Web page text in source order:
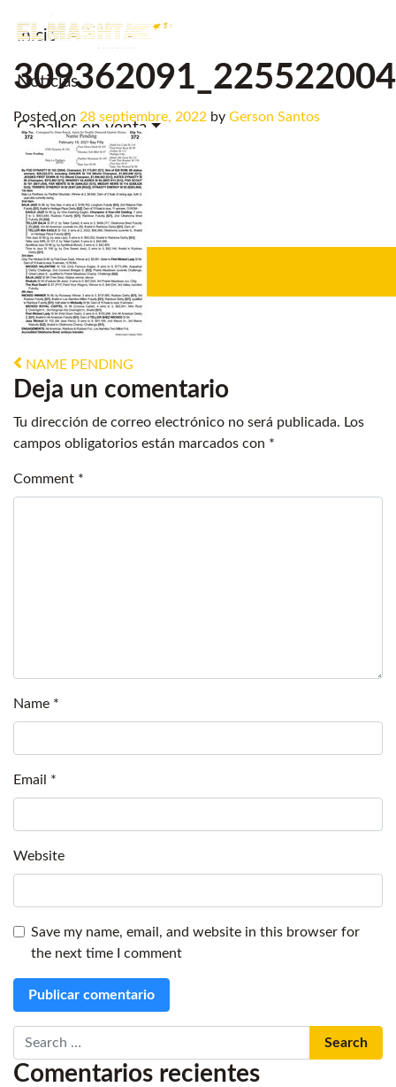
Inicio
Noticias.
Caballos en venta
Servicios
Criadero
Main Navigation
Posted on 28 septiembre, 2022 by Gerson Santos
Post navigation
NAME PENDING
Deja un comentario
Tu dirección de correo electrónico no será publicada. Los
campos obligatorios están marcados con *
Comment *
Name *
Email *
Website
Save my name, email, and website in this browser for
the next time I comment
Search
Comentarios recientes